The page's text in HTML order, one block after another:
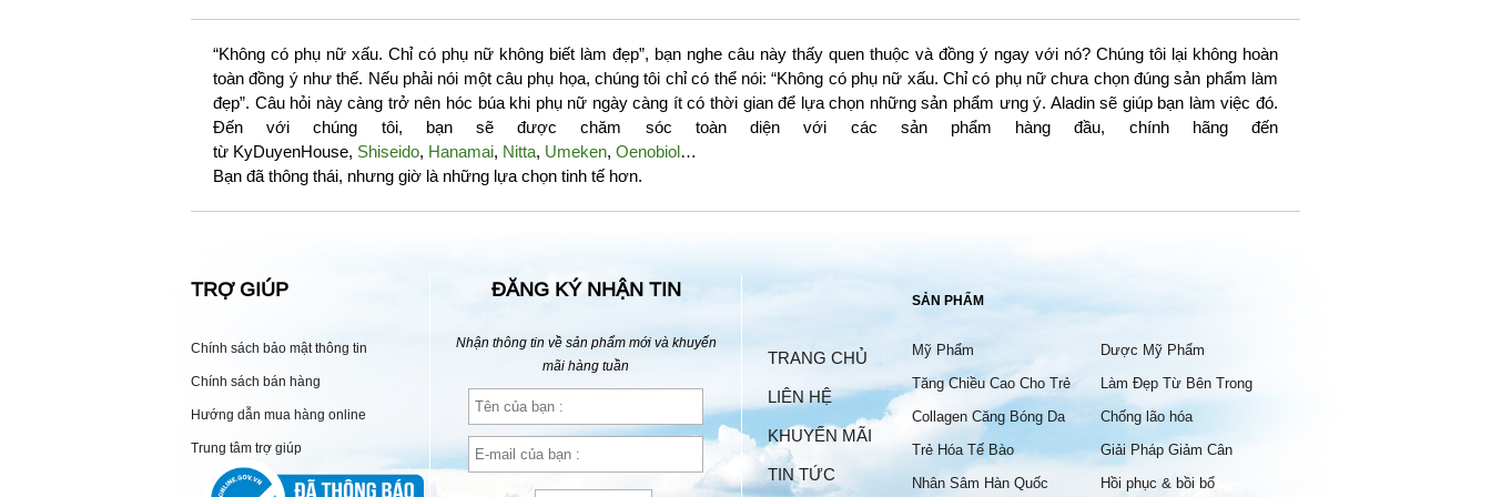
“Không có phụ nữ xấu. Chỉ có phụ nữ không biết làm đẹp”, bạn nghe câu này thấy quen thuộc và đồng ý ngay với nó? Chúng tôi lại không hoàn
toàn đồng ý như thế. Nếu phải nói một câu phụ họa, chúng tôi chỉ có thể nói: “Không có phụ nữ xấu. Chỉ có phụ nữ chưa chọn đúng sản phẩm làm
đẹp”. Câu hỏi này càng trở nên hóc búa khi phụ nữ ngày càng ít có thời gian để lựa chọn những sản phẩm ưng ý. Aladin sẽ giúp bạn làm việc đó.
Đến với chúng tôi, bạn sẽ được chăm sóc toàn diện với các sản phẩm hàng đầu, chính hãng đến
từ KyDuyenHouse, Shiseido, Hanamai, Nitta, Umeken, Oenobiol…
Bạn đã thông thái, nhưng giờ là những lựa chọn tinh tế hơn.
TRỢ GIÚP
Chính sách bảo mật thông tin
Chính sách bán hàng
Hướng dẫn mua hàng online
Trung tâm trợ giúp
ĐĂNG KÝ NHẬN TIN
Nhận thông tin về sản phẩm mới và khuyến
mãi hàng tuần
TRANG CHỦ
LIÊN HỆ
KHUYẾN MÃI
TIN TỨC
SẢN PHẨM
Mỹ Phẩm
Dược Mỹ Phẩm
Tăng Chiều Cao Cho Trẻ
Làm Đẹp Từ Bên Trong
Collagen Căng Bóng Da
Chống lão hóa
Trẻ Hóa Tế Bào
Giải Pháp Giảm Cân
Nhân Sâm Hàn Quốc
Hồi phục & bồi bổ